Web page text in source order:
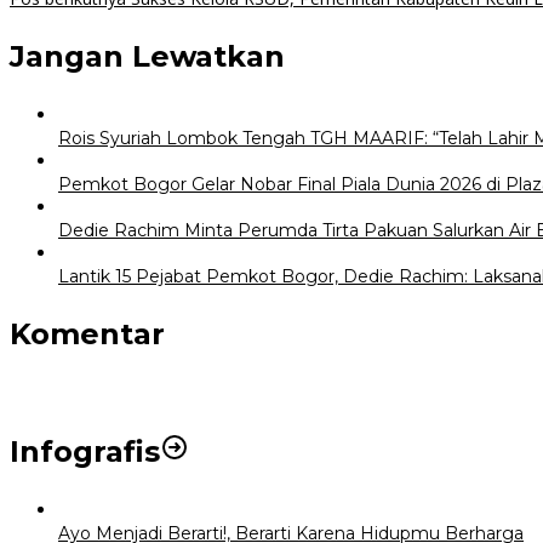
pos
Jangan Lewatkan
Rois Syuriah Lombok Tengah TGH MAARIF: “Telah Lahir
Pemkot Bogor Gelar Nobar Final Piala Dunia 2026 di
Dedie Rachim Minta Perumda Tirta Pakuan Salurkan Air
Lantik 15 Pejabat Pemkot Bogor, Dedie Rachim:
Komentar
Infografis
Ayo Menjadi Berarti!, Berarti Karena Hidupmu Berharga